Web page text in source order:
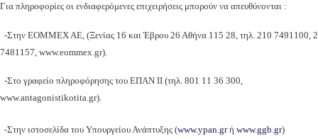
Για πληροφορίες οι ενδιαφερόμενες επιχειρήσεις μπορούν να απευθύνονται :
-Στην EOMMEX AE, (Ξενίας 16 και Έβρου 26 Αθήνα 115 28, τηλ. 210 7491100,
7481157, www.eommex.gr).
-Στο γραφείο πληροφόρησης του ΕΠΑΝ ΙΙ (τηλ. 801 11 36 300,
www.antagonistikotita.gr).
-Στην ιστοσελίδα του Υπουργείου Ανάπτυξης (www.ypan.grή www.ggb.gr)